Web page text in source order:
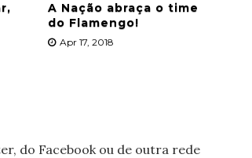
A Nação abraça o time
do Flamengo!
Apr 17, 2018
do Facebook ou de outra rede